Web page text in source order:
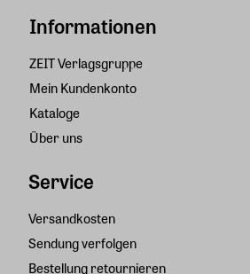
Informationen
ZEIT Verlagsgruppe
Mein Kundenkonto
Kataloge
Über uns
Service
Versandkosten
Sendung verfolgen
Bestellung retournieren